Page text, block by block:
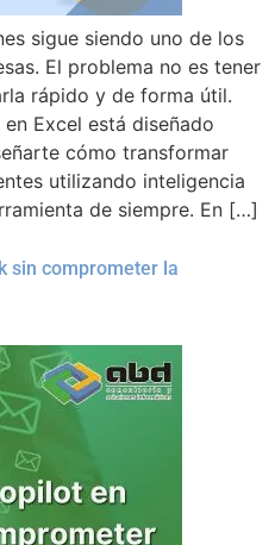
sigue siendo uno de los
El problema no es tener
rápido y de forma útil.
Excel está diseñado
cómo transformar
utilizando inteligencia
de siempre. En […]
sin comprometer la